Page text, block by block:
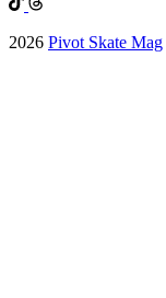
2026 Pivot Skate Mag